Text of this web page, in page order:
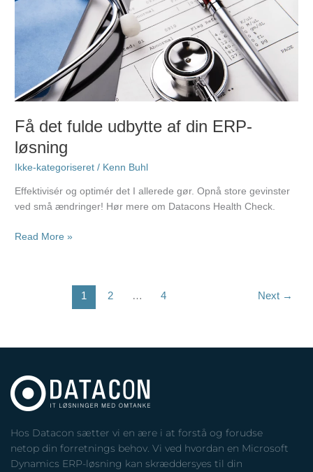
Få det fulde udbytte af din ERP-
løsning
Ikke-kategoriseret / Kenn Buhl
Effektivisér og optimér det I allerede gør. Opnå store gevinster
ved små ændringer! Hør mere om Datacons Health Check.
udbytte
løsning
Read More »
1 2 … 4 Next →
Hos Datacon sætter vi en ære i at forstå og forudse
netop din forretnings behov. Vi ved hvordan en Microsoft
Dynamics ERP-løsning kan skræddersyes til din